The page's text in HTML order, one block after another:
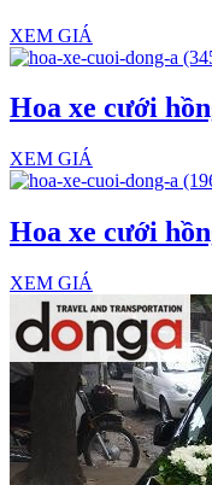
XEM GIÁ
Hoa xe cưới
XEM GIÁ
Hoa xe cưới
XEM GIÁ